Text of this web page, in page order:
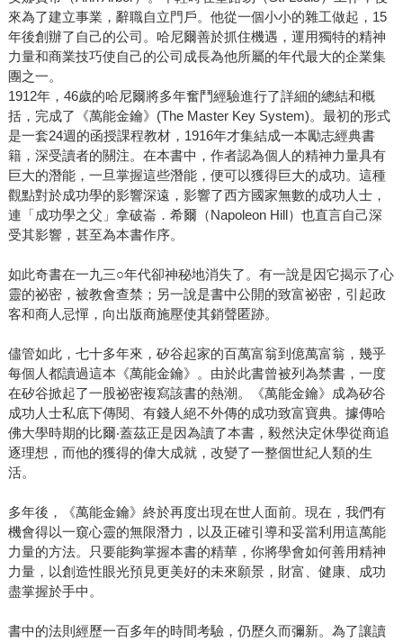
來為了建立事業，辭職自立門戶。他從一個小小的雜工做起，15
年後創辦了自己的公司。哈尼爾善於抓住機遇，運用獨特的精神
力量和商業技巧使自己的公司成長為他所屬的年代最大的企業集
團之一。
1912年，46歲的哈尼爾將多年奮鬥經驗進行了詳細的總結和概
括，完成了《萬能金鑰》(The Master Key System)。最初的形式
是一套24週的函授課程教材，1916年才集結成一本勵志經典書
籍，深受讀者的關注。在本書中，作者認為個人的精神力量具有
巨大的潛能，一旦掌握這些潛能，便可以獲得巨大的成功。這種
觀點對於成功學的影響深遠，影響了西方國家無數的成功人士，
連「成功學之父」拿破崙．希爾（Napoleon Hill）也直言自己深
受其影響，甚至為本書作序。
如此奇書在一九三○年代卻神秘地消失了。有一說是因它揭示了心
靈的祕密，被教會查禁；另一說是書中公開的致富祕密，引起政
客和商人忌憚，向出版商施壓使其銷聲匿跡。
儘管如此，七十多年來，矽谷起家的百萬富翁到億萬富翁，幾乎
每個人都讀過這本《萬能金鑰》。由於此書曾被列為禁書，一度
在矽谷掀起了一股祕密複寫該書的熱潮。《萬能金鑰》成為矽谷
成功人士私底下傳閱、有錢人絕不外傳的成功致富寶典。據傳哈
佛大學時期的比爾‧蓋茲正是因為讀了本書，毅然決定休學從商追
逐理想，而他的獲得的偉大成就，改變了一整個世紀人類的生
活。
多年後，《萬能金鑰》終於再度出現在世人面前。現在，我們有
機會得以一窺心靈的無限潛力，以及正確引導和妥當利用這萬能
力量的方法。只要能夠掌握本書的精華，你將學會如何善用精神
力量，以創造性眼光預見更美好的未來願景，財富、健康、成功
盡掌握於手中。
書中的法則經歷一百多年的時間考驗，仍歷久而彌新。為了讓讀